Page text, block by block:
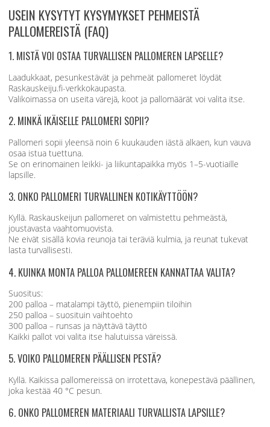
USEIN KYSYTYT KYSYMYKSET PEHMEISTÄ
PALLOMEREISTÄ (FAQ)
1. MISTÄ VOI OSTAA TURVALLISEN PALLOMEREN LAPSELLE?
Laadukkaat, pesunkestävät ja pehmeät pallomeret löydät
Raskauskeiju.fi-verkkokaupasta.
Valikoimassa on useita värejä, koot ja pallomäärät voi valita itse.
2. MINKÄ IKÄISELLE PALLOMERI SOPII?
Pallomeri sopii yleensä noin 6 kuukauden iästä alkaen, kun vauva
osaa istua tuettuna.
Se on erinomainen leikki- ja liikuntapaikka myös 1–5-vuotiaille
lapsille.
3. ONKO PALLOMERI TURVALLINEN KOTIKÄYTTÖÖN?
Kyllä. Raskauskeijun pallomeret on valmistettu pehmeästä,
joustavasta vaahtomuovista.
Ne eivät sisällä kovia reunoja tai teräviä kulmia, ja reunat tukevat
lasta turvallisesti.
4. KUINKA MONTA PALLOA PALLOMEREEN KANNATTAA VALITA?
Suositus:
200 palloa – matalampi täyttö, pienempiin tiloihin
250 palloa – suosituin vaihtoehto
300 palloa – runsas ja näyttävä täyttö
Kaikki pallot voi valita itse halutuissa väreissä.
5. VOIKO PALLOMEREN PÄÄLLISEN PESTÄ?
Kyllä. Kaikissa pallomereissä on irrotettava, konepestävä päällinen,
joka kestää 40 °C pesun.
6. ONKO PALLOMEREN MATERIAALI TURVALLISTA LAPSILLE?